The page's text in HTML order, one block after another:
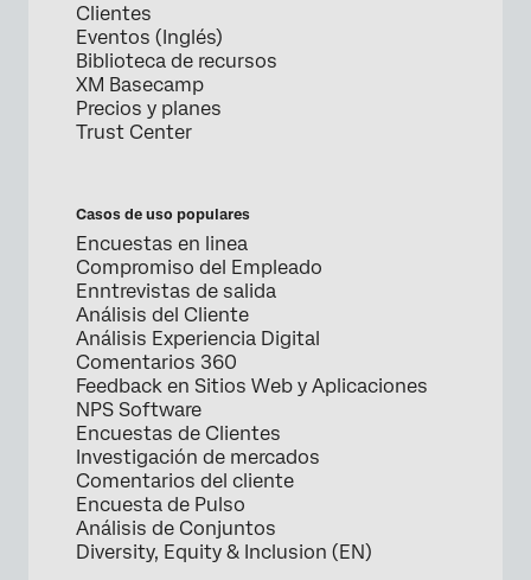
Clientes
Eventos (Inglés)
Biblioteca de recursos
XM Basecamp
Precios y planes
Trust Center
Casos de uso populares
Encuestas en linea
Compromiso del Empleado
Enntrevistas de salida
Análisis del Cliente
Análisis Experiencia Digital
Comentarios 360
Feedback en Sitios Web y Aplicaciones
NPS Software
Encuestas de Clientes
Investigación de mercados
Comentarios del cliente
Encuesta de Pulso
Análisis de Conjuntos
Diversity, Equity & Inclusion (EN)